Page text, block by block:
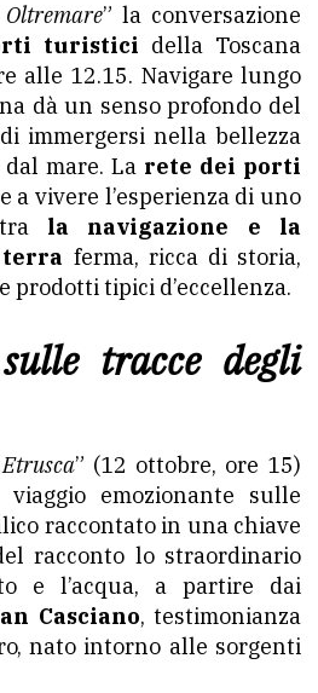
Oltremare” la conversazione
turistici della Toscana
alle 12.15. Navigare lungo
dà un senso profondo del
immergersi nella bellezza
mare. La rete dei porti
a vivere l’esperienza di uno
la navigazione e la
terra ferma, ricca di storia,
prodotti tipici d’eccellenza.
tracce degli
” (12 ottobre, ore 15)
emozionante sulle
raccontato in una chiave
racconto lo straordinario
e l’acqua, a partire dai
Casciano, testimonianza
nato intorno alle sorgenti